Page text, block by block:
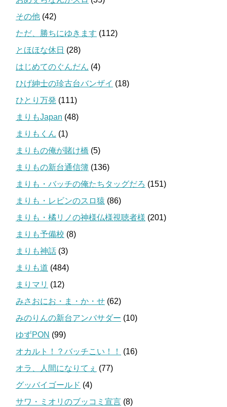
その他 (42)
ただ、勝ちにゆきます (112)
とほほな休日 (28)
はじめてのぐんだん (4)
ひげ紳士の珍古台バンザイ (18)
ひとり万発 (111)
まりもJapan (48)
まりもくん (1)
まりもの俺が賭け橋 (5)
まりもの新台通信簿 (136)
まりも・バッチの俺たちタッグだろ (151)
まりも・レビンのスロ猿 (86)
まりも・橘リノの神様仏様視聴者様 (201)
まりも予備校 (8)
まりも神話 (3)
まりも道 (484)
まりマリ (12)
みさおにお・ま・か・せ (62)
みのりんの新台アンバサダー (10)
ゆずPON (99)
オカルト！？バッチこい！！
(16)
オラ、人間になりてぇ (77)
グッバイゴールド (4)
サワ・ミオリのブッコミ宣言 (8)